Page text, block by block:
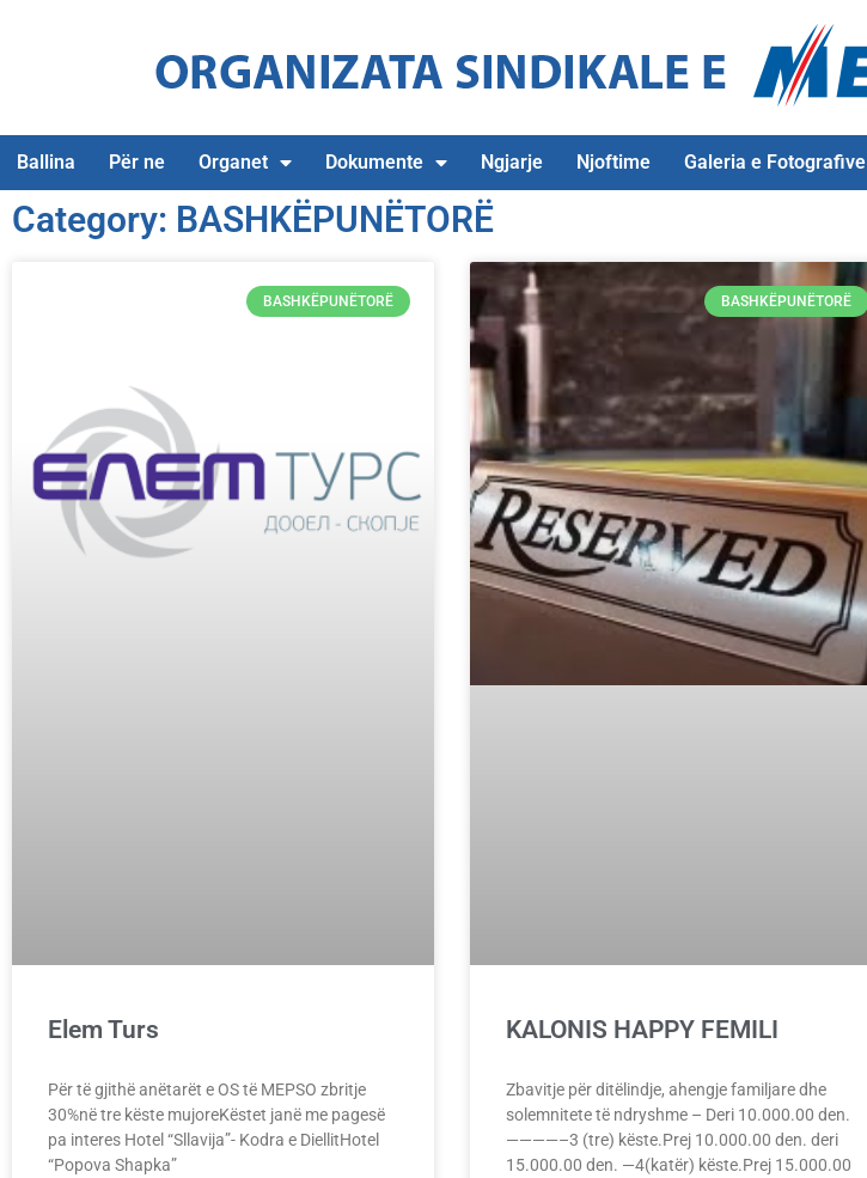
Ballina Për ne Organet Dokumente Ngjarje Njoftime Galeria e Fotografive
Category: BASHKËPUNËTORË
BASHKËPUNËTORË
Elem Turs
Për të gjithë anëtarët e OS të MEPSO zbritje
30%në tre këste mujoreKëstet janë me pagesë
pa interes Hotel “Sllavija”- Kodra e DiellitHotel
“Popova Shapka”
BASHKËPUNËTORË
KALONIS HAPPY FEMILI
Zbavitje për ditëlindje, ahengje familjare dhe
solemnitete të ndryshme – Deri 10.000.00 den.
————–3 (tre) këste.Prej 10.000.00 den. deri
15.000.00 den. —4(katër) këste.Prej 15.000.00